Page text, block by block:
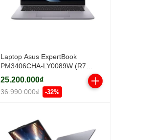
Laptop Asus ExpertBook
PM3406CHA-LY0089W (R7
8840HS/ 16GB/ 512GB SSD/ 14
inch WUXGA/ Win11/ Grey/ Vỏ
nhôm)
25.200.000₫
36.990.000₫ -32%